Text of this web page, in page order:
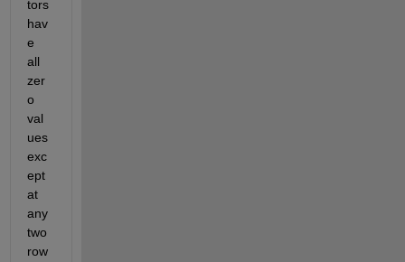
tors
hav
e
all
zer
o
val
ues
exc
ept
at
any
two
row